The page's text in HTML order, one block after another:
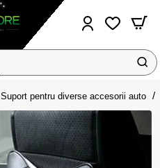
Suport pentru diverse accesorii auto